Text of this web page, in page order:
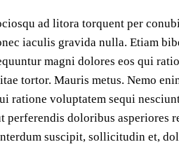
ad litora torquent per
iaculis gravida nulla. Etiam
magni dolores eos qui
tortor. Mauris metus. Nemo
ratione voluptatem sequi
perferendis doloribus asperiores
suscipit, sollicitudin et,